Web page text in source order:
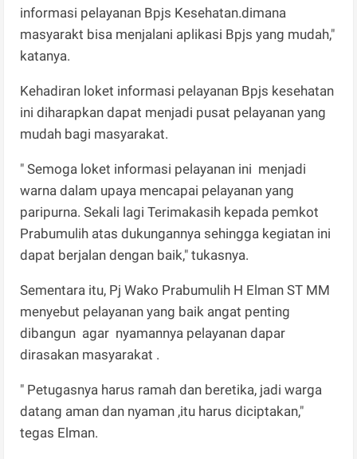
informasi pelayanan Bpjs Kesehatan.dimana
masyarakt bisa menjalani aplikasi Bpjs yang mudah,"
katanya.
Kehadiran loket informasi pelayanan Bpjs kesehatan
ini diharapkan dapat menjadi pusat pelayanan yang
mudah bagi masyarakat.
" Semoga loket informasi pelayanan ini menjadi
warna dalam upaya mencapai pelayanan yang
paripurna. Sekali lagi Terimakasih kepada pemkot
Prabumulih atas dukungannya sehingga kegiatan ini
dapat berjalan dengan baik," tukasnya.
Sementara itu, Pj Wako Prabumulih H Elman ST MM
menyebut pelayanan yang baik angat penting
dibangun agar nyamannya pelayanan dapar
dirasakan masyarakat .
" Petugasnya harus ramah dan beretika, jadi warga
datang aman dan nyaman ,itu harus diciptakan,"
tegas Elman.